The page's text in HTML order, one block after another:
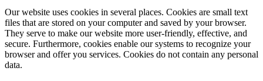
Our website uses cookies in several places. Cookies are small text
files that are stored on your computer and saved by your browser.
They serve to make our website more user-friendly, effective, and
secure. Furthermore, cookies enable our systems to recognize your
browser and offer you services. Cookies do not contain any personal
data.